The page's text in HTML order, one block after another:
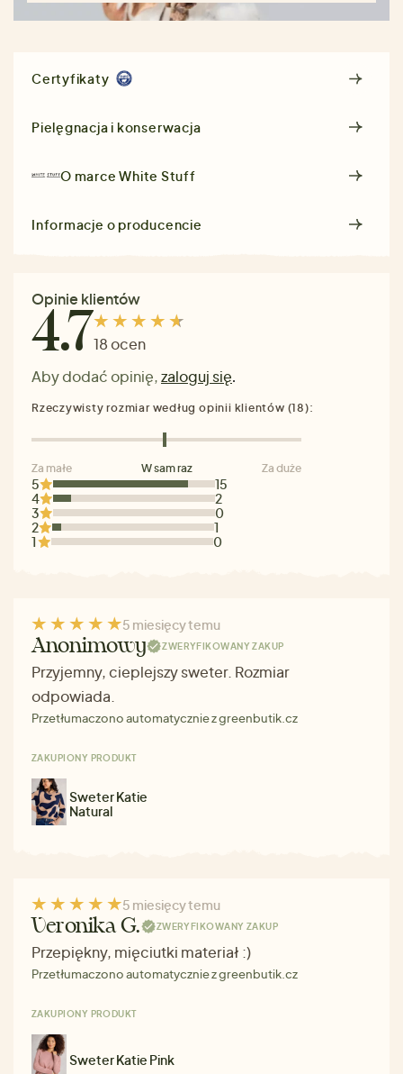
Certyfikaty
Pielęgnacja i konserwacja
O marceWhite Stuff
Informacje o producencie
Opinie klientów
4.718 ocen
Aby dodać opinię,zaloguj się.
5
15
4
2
3
0
2
1
1
0
Rzeczywisty rozmiar według opinii klientów (18):
Za małe W sam raz Za duże
5 miesięcy temu
Anonimowy ZWERYFIKOWANY ZAKUP
Przyjemny, cieplejszy sweter. Rozmiar
odpowiada.
Przetłumaczono automatycznie z greenbutik.cz
ZAKUPIONY PRODUKT
Sweter Katie
Natural
5 miesięcy temu
Veronika G. ZWERYFIKOWANY ZAKUP
Przepiękny, mięciutki materiał :)
Przetłumaczono automatycznie z greenbutik.cz
ZAKUPIONY PRODUKT
Sweter Katie Pink